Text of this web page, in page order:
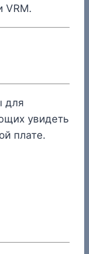
VRM.
для
увидеть
плате.